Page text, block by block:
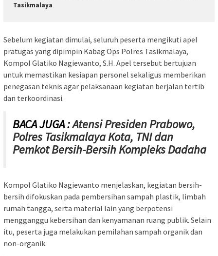
Tasikmalaya
Sebelum kegiatan dimulai, seluruh peserta mengikuti apel
pratugas yang dipimpin Kabag Ops Polres Tasikmalaya,
Kompol Glatiko Nagiewanto, S.H. Apel tersebut bertujuan
untuk memastikan kesiapan personel sekaligus memberikan
penegasan teknis agar pelaksanaan kegiatan berjalan tertib
dan terkoordinasi.
BACA JUGA :Atensi Presiden Prabowo,
Polres Tasikmalaya Kota, TNI dan
Pemkot Bersih-Bersih Kompleks Dadaha
Kompol Glatiko Nagiewanto menjelaskan, kegiatan bersih-
bersih difokuskan pada pembersihan sampah plastik, limbah
rumah tangga, serta material lain yang berpotensi
mengganggu kebersihan dan kenyamanan ruang publik. Selain
itu, peserta juga melakukan pemilahan sampah organik dan
non-organik.